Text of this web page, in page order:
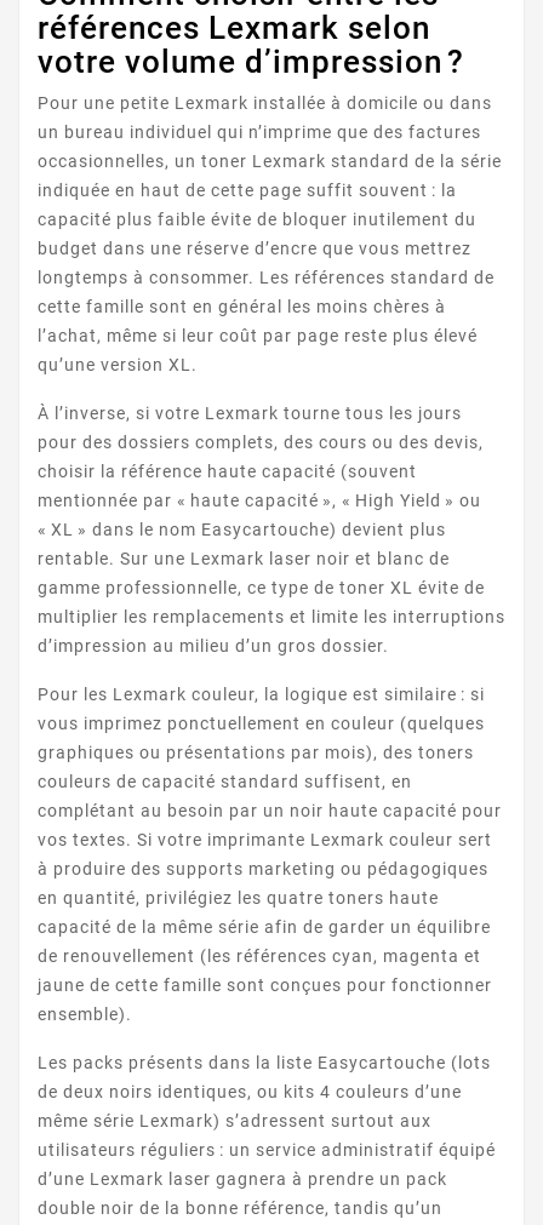
PINNACLE
PLATINUM
PRESTIGE
références Lexmark selon
votre volume d’impression ?
Pour une petite Lexmark installée à domicile ou dans
un bureau individuel qui n’imprime que des factures
occasionnelles, un toner Lexmark standard de la série
indiquée en haut de cette page suffit souvent : la
capacité plus faible évite de bloquer inutilement du
budget dans une réserve d’encre que vous mettrez
longtemps à consommer. Les références standard de
cette famille sont en général les moins chères à
l’achat, même si leur coût par page reste plus élevé
qu’une version XL.
À l’inverse, si votre Lexmark tourne tous les jours
pour des dossiers complets, des cours ou des devis,
choisir la référence haute capacité (souvent
mentionnée par « haute capacité », « High Yield » ou
« XL » dans le nom Easycartouche) devient plus
rentable. Sur une Lexmark laser noir et blanc de
gamme professionnelle, ce type de toner XL évite de
multiplier les remplacements et limite les interruptions
d’impression au milieu d’un gros dossier.
Pour les Lexmark couleur, la logique est similaire : si
vous imprimez ponctuellement en couleur (quelques
graphiques ou présentations par mois), des toners
couleurs de capacité standard suffisent, en
complétant au besoin par un noir haute capacité pour
vos textes. Si votre imprimante Lexmark couleur sert
à produire des supports marketing ou pédagogiques
en quantité, privilégiez les quatre toners haute
capacité de la même série afin de garder un équilibre
de renouvellement (les références cyan, magenta et
jaune de cette famille sont conçues pour fonctionner
ensemble).
Les packs présents dans la liste Easycartouche (lots
de deux noirs identiques, ou kits 4 couleurs d’une
même série Lexmark) s’adressent surtout aux
utilisateurs réguliers : un service administratif équipé
d’une Lexmark laser gagnera à prendre un pack
double noir de la bonne référence, tandis qu’un